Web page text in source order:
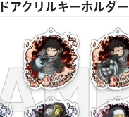
アクリルキーホルダー